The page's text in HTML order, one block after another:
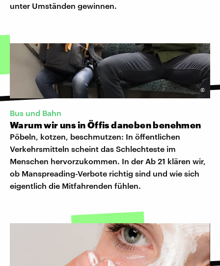
unter Umständen gewinnen.
©
Bus und Bahn
Warum wir uns in Öffis daneben benehmen
Pöbeln, kotzen, beschmutzen: In öffentlichen
Verkehrsmitteln scheint das Schlechteste im
Menschen hervorzukommen. In der Ab 21 klären wir,
ob Manspreading-Verbote richtig sind und wie sich
eigentlich die Mitfahrenden fühlen.